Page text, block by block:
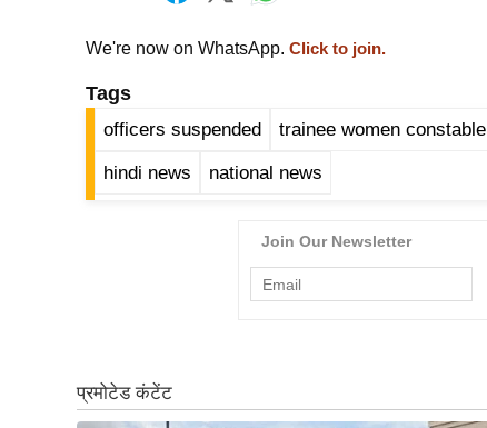
We're now on WhatsApp. Click to join.
Tags
officers suspended trainee women constable
hindi news national news